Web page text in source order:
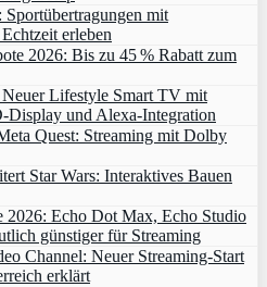
mit
erleben
2026: Bis zu 45 % Rabatt zum
Lifestyle Smart TV mit
und Alexa‑Integration
Quest: Streaming mit Dolby
Star Wars: Interaktives Bauen
2026: Echo Dot Max, Echo Studio
günstiger für Streaming
Channel: Neuer Streaming‑Start
erklärt